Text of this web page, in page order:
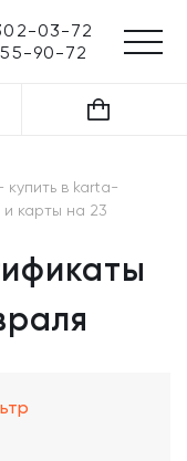
03-72
90-72
в karta-
карты на 23